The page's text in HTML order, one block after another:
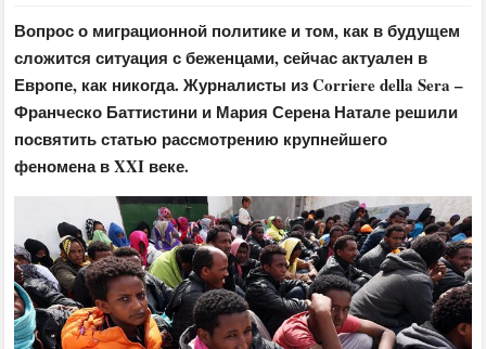
Вопрос о миграционной политике и том, как в будущем
сложится ситуация с беженцами, сейчас актуален в
Европе, как никогда. Журналисты из Corriere della Sera –
Франческо Баттистини и Мария Серена Натале решили
посвятить статью рассмотрению крупнейшего
феномена в XXI веке.